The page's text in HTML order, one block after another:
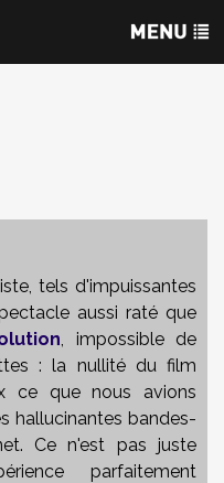
tels d'impuissantes
aussi raté que
, impossible de
: la nullité du film
ce que nous avions
hallucinantes bandes-
Ce n'est pas juste
parfaitement